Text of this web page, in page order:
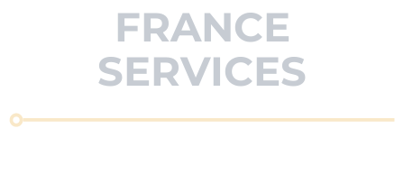
FRANCE
SERVICES